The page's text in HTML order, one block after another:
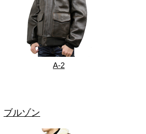
A-2
ブルゾン